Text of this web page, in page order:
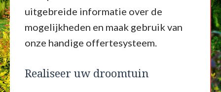
uitgebreide informatie over de
mogelijkheden en maak gebruik van
onze handige offertesysteem.
Realiseer uw droomtuin